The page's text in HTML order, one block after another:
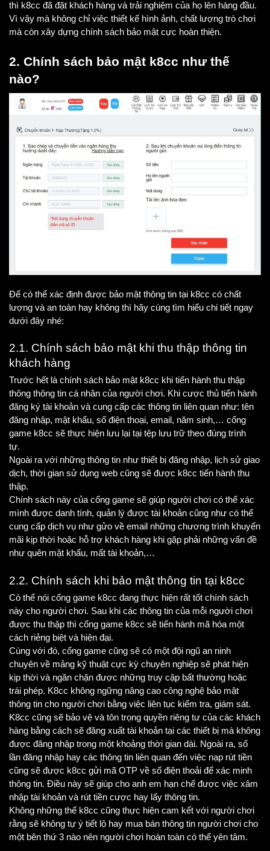
thì k8cc đã đặt khách hàng và trải nghiệm của họ lên hàng đầu.
Vì vậy mà không chỉ việc thiết kế hình ảnh, chất lượng trò chơi
mà còn xây dựng chính sách bảo mật cực hoàn thiện.
2. Chính sách bảo mật k8cc như thế
nào?
Để có thể xác định được bảo mật thông tin tại k8cc có chất
lượng và an toàn hay không thì hãy cùng tìm hiểu chi tiết ngay
dưới đây nhé:
2.1. Chính sách bảo mật khi thu thập thông tin
khách hàng
Trước hết là chính sách bảo mật k8cc khi tiến hành thu thập
thông thông tin cá nhân của người chơi. Khi cược thủ tiến hành
đăng ký tài khoản và cung cấp các thông tin liên quan như: tên
đăng nhập, mật khẩu, số điện thoại, email, năm sinh,… cổng
game k8cc sẽ thực hiện lưu lại tại tệp lưu trữ theo đúng trình
tự.
Ngoài ra với những thông tin như thiết bị đăng nhập, lịch sử giao
dịch, thời gian sử dụng web cũng sẽ được k8cc tiến hành thu
thập.
Chính sách này của cổng game sẽ giúp người chơi có thể xác
mình được danh tính, quản lý được tài khoản cũng như có thể
cung cấp dịch vụ như gửo về email những chương trình khuyến
mãi kịp thời hoặc hỗ trợ khách hàng khi gặp phải những vấn đề
như quên mật khẩu, mất tài khoản,…
2.2. Chính sách khi bảo mật thông tin tại k8cc
Có thể nói cổng game k8cc đang thực hiện rất tốt chính sách
này cho người chơi. Sau khi các thông tin của mỗi người chơi
được thu thập thì cổng game k8cc sẽ tiến hành mã hóa một
cách riẻng biệt và hiện đại.
Cùng với đó, cổng game cũng sẽ có một đội ngũ an ninh
chuyên về mảng kỹ thuật cực kỳ chuyên nghiệp sẽ phát hiện
kịp thời và ngăn chặn được những truy cập bất thường hoặc
trái phép. K8cc không ngững nâng cao công nghệ bảo mật
thông tin cho người chơi bằng việc liên tục kiểm tra, giám sát.
K8cc cũng sẽ bảo vệ và tôn trọng quyền riêng tư của các khách
hàng bằng cách sẽ đăng xuất tài khoản tại các thiết bị mà không
được đăng nhập trong một khoảng thời gian dài. Ngoài ra, số
lần đăng nhập hay các thông tin liên quan đến việc nạp rút tiền
cũng sẽ được k8cc gửi mã OTP về số điện thoải để xác minh
thông tin. Điều này sẽ giúp cho anh em hạn chế được việc xâm
nhập tài khoản và rút tiền cược hay lấy thông tin.
Không những thế k8cc cũng thực hiện cam kết với người chơi
rằng sẽ không tự ý tiết lộ hay mua bán thông tin người chơi cho
một bên thứ 3 nào nên người chơi hoàn toàn có thể yên tâm.